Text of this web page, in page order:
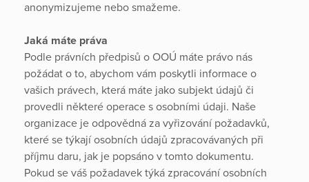
anonymizujeme nebo smažeme.
Jaká máte práva
Podle právních předpisů o OOÚ máte právo nás
požádat o to, abychom vám poskytli informace o
vašich právech, která máte jako subjekt údajů či
provedli některé operace s osobními údaji. Naše
organizace je odpovědná za vyřizování požadavků,
které se týkají osobních údajů zpracovávaných při
příjmu daru, jak je popsáno v tomto dokumentu.
Pokud se váš požadavek týká zpracování osobních